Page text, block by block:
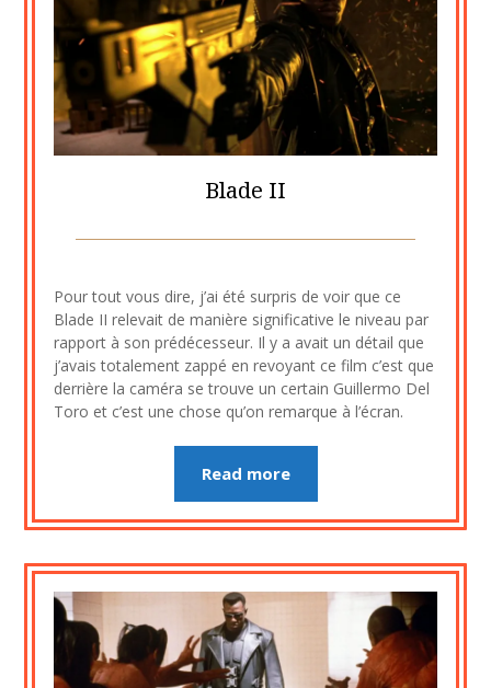
Blade II
11
novembre
2020
Pour tout vous dire, j’ai été surpris de voir que ce
Blade II relevait de manière significative le niveau par
rapport à son prédécesseur. Il y a avait un détail que
j’avais totalement zappé en revoyant ce film c’est que
derrière la caméra se trouve un certain Guillermo Del
Toro et c’est une chose qu’on remarque à l’écran.
Read more